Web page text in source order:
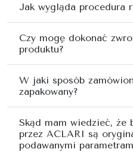
Jak wygląda procedura
Czy mogę dokonać
produktu?
W jaki sposób
zapakowany?
Skąd mam wiedzieć, że
przez ACLARI są
podawanymi